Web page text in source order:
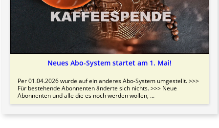
Neues Abo-System startet am 1. Mai!
Per 01.04.2026 wurde auf ein anderes Abo-System umgestellt. >>>
Für bestehende Abonnenten änderte sich nichts. >>> Neue
Abonnenten und alle die es noch werden wollen, ...